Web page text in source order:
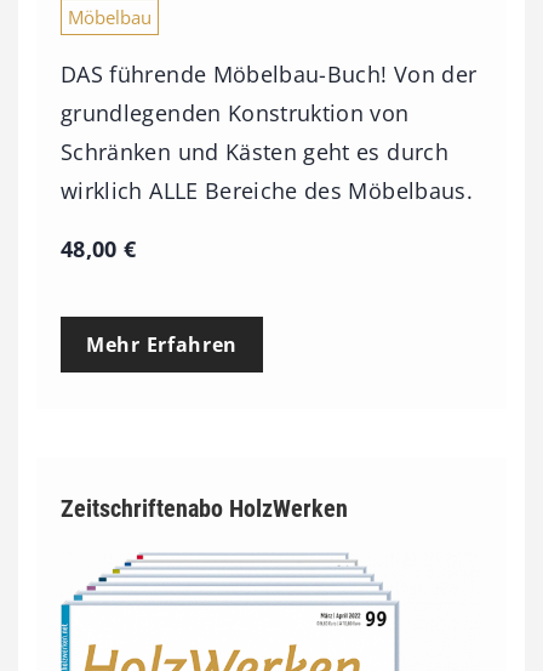
Möbelbau
DAS führende Möbelbau-Buch! Von der
grundlegenden Konstruktion von
Schränken und Kästen geht es durch
wirklich ALLE Bereiche des Möbelbaus.
48,00€
Mehr Erfahren
Zeitschriftenabo HolzWerken